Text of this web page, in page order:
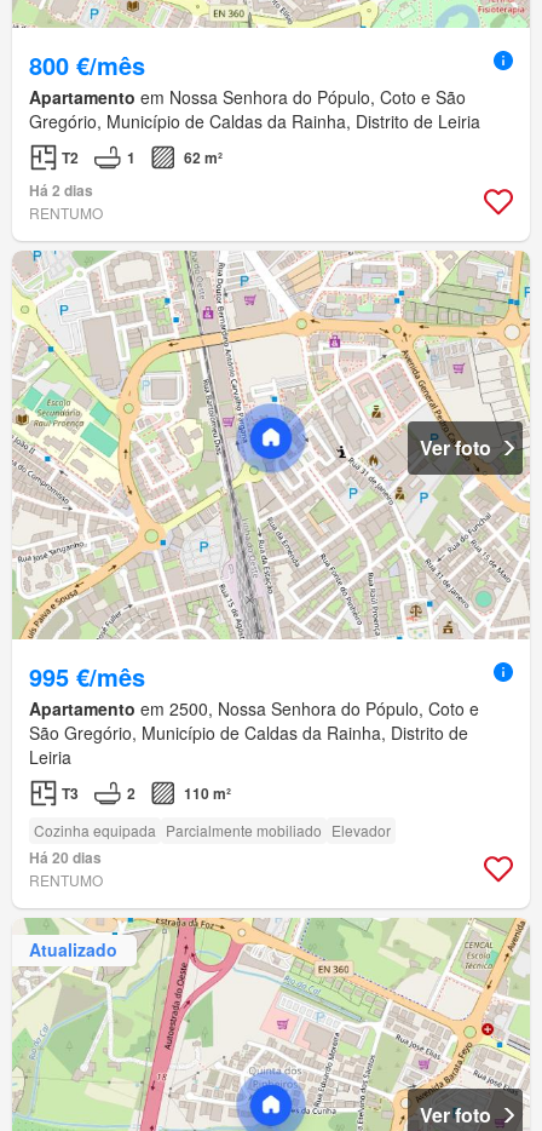
800 €/mês
Apartamento em Nossa Senhora do Pópulo, Coto e São
Gregório, Município de Caldas da Rainha, Distrito de Leiria
T2 1
62 m²
Há 2 dias
RENTUMO
Ver foto
995 €/mês
Apartamento em 2500, Nossa Senhora do Pópulo, Coto e
São Gregório, Município de Caldas da Rainha, Distrito de
Leiria
T3 2 110 m²
Cozinha equipada Parcialmente mobiliado Elevador
Há 20 dias
RENTUMO
Atualizado
Ver foto